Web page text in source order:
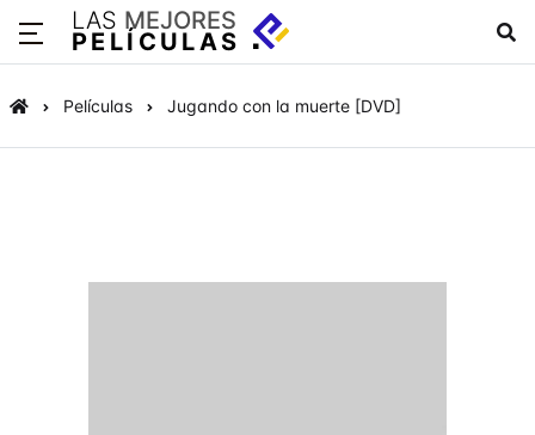
LAS MEJORES
PELÍCULAS
Películas Jugando con la muerte [DVD]